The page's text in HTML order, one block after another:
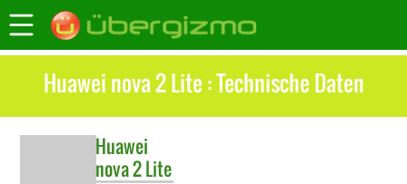
Huawei nova 2 Lite : Technische Daten
Huawei
nova 2 Lite